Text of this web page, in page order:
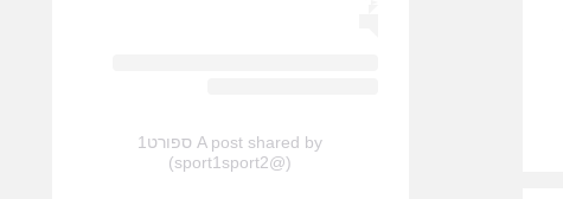
A post shared by ספורט1
(@sport1sport2)